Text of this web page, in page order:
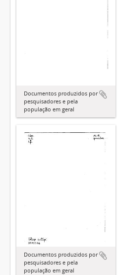
Documentos produzidos por
pesquisadores e pela
população em geral
Documentos produzidos por
pesquisadores e pela
população em geral